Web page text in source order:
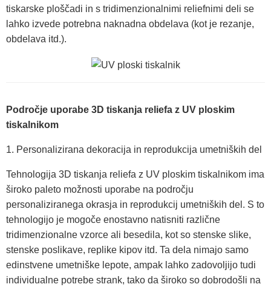
tiskarske ploščadi in s tridimenzionalnimi reliefnimi deli se
lahko izvede potrebna naknadna obdelava (kot je rezanje,
obdelava itd.).
Področje uporabe 3D tiskanja reliefa z UV ploskim
tiskalnikom
1. Personalizirana dekoracija in reprodukcija umetniških del
Tehnologija 3D tiskanja reliefa z UV ploskim tiskalnikom ima
široko paleto možnosti uporabe na področju
personaliziranega okrasja in reprodukcij umetniških del. S to
tehnologijo je mogoče enostavno natisniti različne
tridimenzionalne vzorce ali besedila, kot so stenske slike,
stenske poslikave, replike kipov itd. Ta dela nimajo samo
edinstvene umetniške lepote, ampak lahko zadovoljijo tudi
individualne potrebe strank, tako da široko so dobrodošli na